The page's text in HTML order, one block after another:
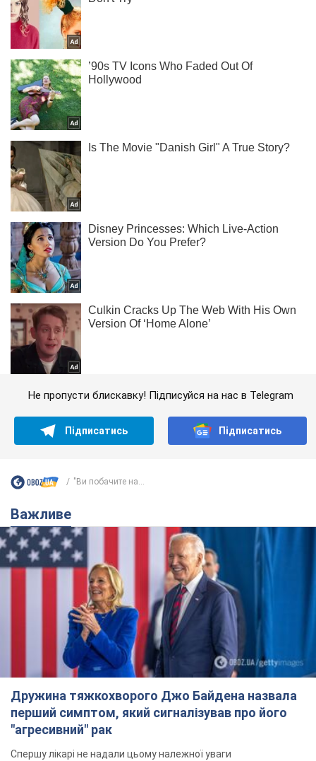
Не пропусти блискавку! Підписуйся на нас в Telegram
Підписатись Підписатись
"Ви побачите на...
Важливе
Дружина тяжкохворого Джо Байдена назвала
перший симптом, який сигналізував про його
"агресивний" рак
Спершу лікарі не надали цьому належної уваги